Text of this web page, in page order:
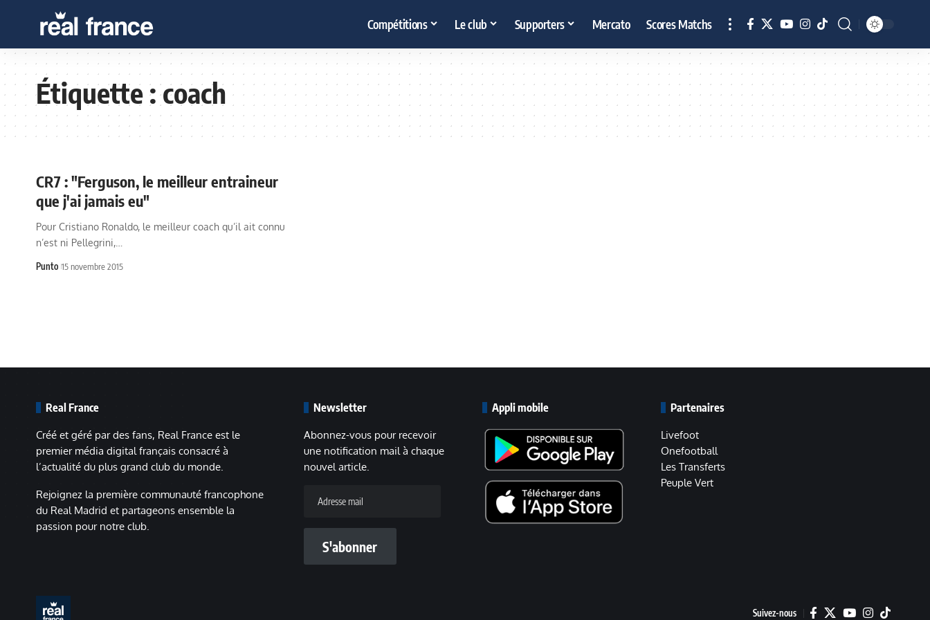
Compétitions Le club Supporters Mercato Scores Matchs
Étiquette :coach
CR7 : "Ferguson, le meilleur entraineur
que j'ai jamais eu"
Pour Cristiano Ronaldo, le meilleur coach qu’il ait connu
n’est ni Pellegrini,…
Punto 15 novembre 2015
Real France
Créé et géré par des fans, Real France est le
premier média digital français consacré à
l’actualité du plus grand club du monde.
Rejoignez la première communauté francophone
du Real Madrid et partageons ensemble la
passion pour notre club.
Newsletter
Abonnez-vous pour recevoir
une notification mail à chaque
nouvel article.
mail
S'abonner
Appli mobile Partenaires
Livefoot
Onefootball
Les Transferts
Peuple Vert
Suivez-nous